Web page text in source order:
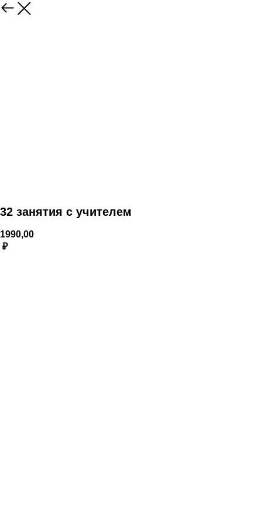
32 занятия с учителем
1990,00
₽